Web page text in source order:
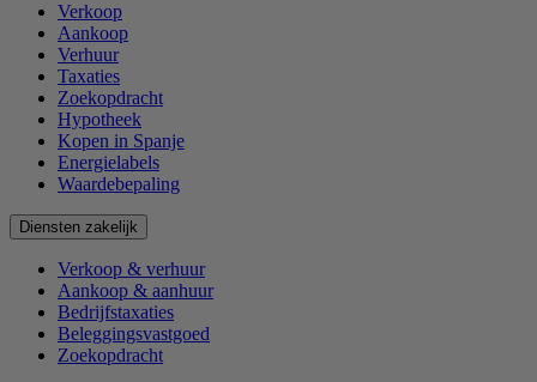
Verkoop
Aankoop
Verhuur
Taxaties
Zoekopdracht
Hypotheek
Kopen in Spanje
Energielabels
Waardebepaling
Diensten zakelijk
Verkoop & verhuur
Aankoop & aanhuur
Bedrijfstaxaties
Beleggingsvastgoed
Zoekopdracht